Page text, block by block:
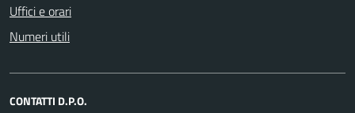
Uffici e orari
Numeri utili
CONTATTI D.P.O.